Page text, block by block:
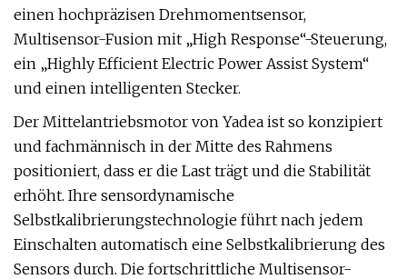
einen hochpräzisen Drehmomentsensor,
Multisensor-Fusion mit „High Response“-Steuerung,
ein „Highly Efficient Electric Power Assist System“
und einen intelligenten Stecker.
Der Mittelantriebsmotor von Yadea ist so konzipiert
und fachmännisch in der Mitte des Rahmens
positioniert, dass er die Last trägt und die Stabilität
erhöht. Ihre sensordynamische
Selbstkalibrierungstechnologie führt nach jedem
Einschalten automatisch eine Selbstkalibrierung des
Sensors durch. Die fortschrittliche Multisensor-